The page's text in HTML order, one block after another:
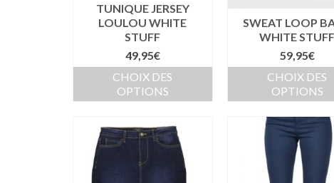
TUNIQUE JERSEY
LOULOU WHITE
STUFF
49,95€
CHOIX DES
OPTIONS
SWEAT LOOP
WHITE STUFF
59,95€
CHOIX DES
OPTIONS